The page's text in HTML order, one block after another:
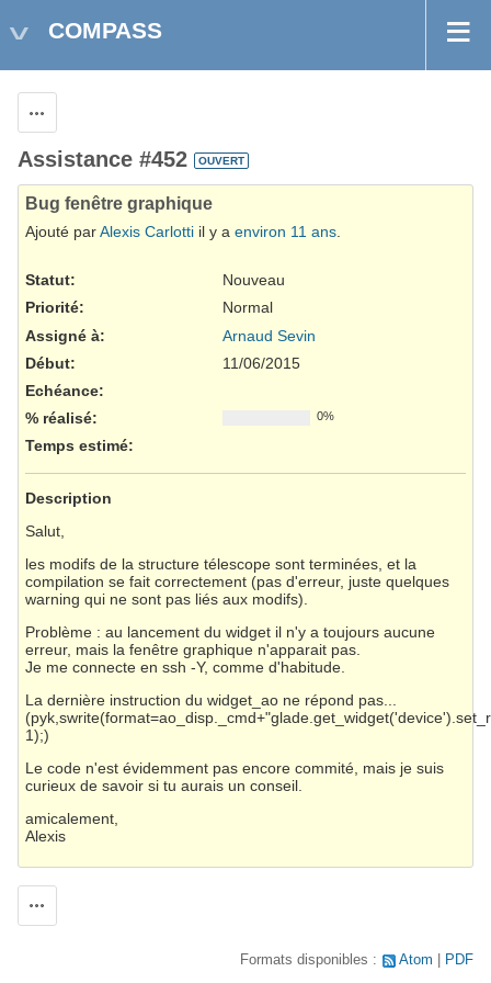
COMPASS
Assistance #452 OUVERT
Bug fenêtre graphique
Ajouté parAlexis Carlotti il y a environ 11 ans.
Statut:
Nouveau
Priorité:
Normal
Assigné à:
Arnaud Sevin
Début:
11/06/2015
Echéance:
% réalisé:
0%
Temps estimé:
Description
Salut,
les modifs de la structure télescope sont terminées, et la
compilation se fait correctement (pas d'erreur, juste quelques
warning qui ne sont pas liés aux modifs).
Problème : au lancement du widget il n'y a toujours aucune
erreur, mais la fenêtre graphique n'apparait pas.
Je me connecte en ssh -Y, comme d'habitude.
La dernière instruction du widget_ao ne répond pas...
1);)
Le code n'est évidemment pas encore commité, mais je suis
curieux de savoir si tu aurais un conseil.
amicalement,
Alexis
Formats disponibles : Atom PDF